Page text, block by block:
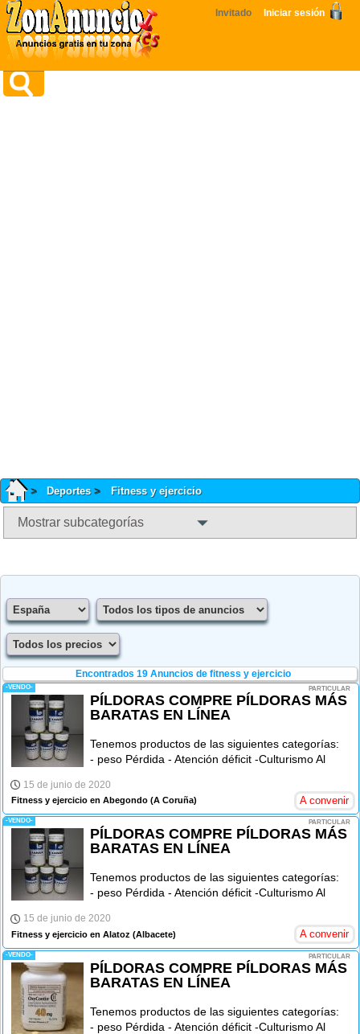
Invitado Iniciar sesión
Deportes Fitness y ejercicio
Mostrar subcategorías
Encontrados 19Anuncios de fitness y ejercicio
-VENDO- PARTICULAR
PÍLDORAS COMPRE PÍLDORAS MÁS
BARATAS EN LÍNEA
Tenemos productos de las siguientes categorías:
- peso Pérdida - Atención déficit -Culturismo Al
15 de junio de 2020
Fitness y ejercicio en Abegondo (A Coruña) A convenir
-VENDO- PARTICULAR
PÍLDORAS COMPRE PÍLDORAS MÁS
BARATAS EN LÍNEA
Tenemos productos de las siguientes categorías:
- peso Pérdida - Atención déficit -Culturismo Al
15 de junio de 2020
Fitness y ejercicio en Alatoz (Albacete) A convenir
-VENDO- PARTICULAR
PÍLDORAS COMPRE PÍLDORAS MÁS
BARATAS EN LÍNEA
Tenemos productos de las siguientes categorías:
- peso Pérdida - Atención déficit -Culturismo Al